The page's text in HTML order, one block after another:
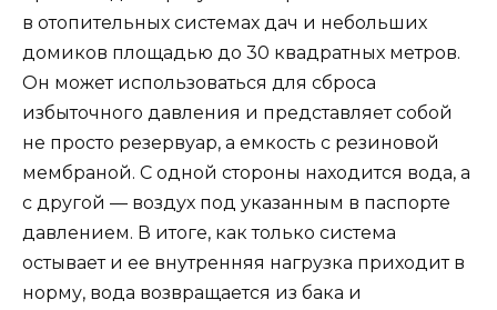
в отопительных системах дач и небольших
домиков площадью до 30 квадратных метров.
Он может использоваться для сброса
избыточного давления и представляет собой
не просто резервуар, а емкость с резиновой
мембраной. С одной стороны находится вода, а
с другой — воздух под указанным в паспорте
давлением. В итоге, как только система
остывает и ее внутренняя нагрузка приходит в
норму, вода возвращается из бака и